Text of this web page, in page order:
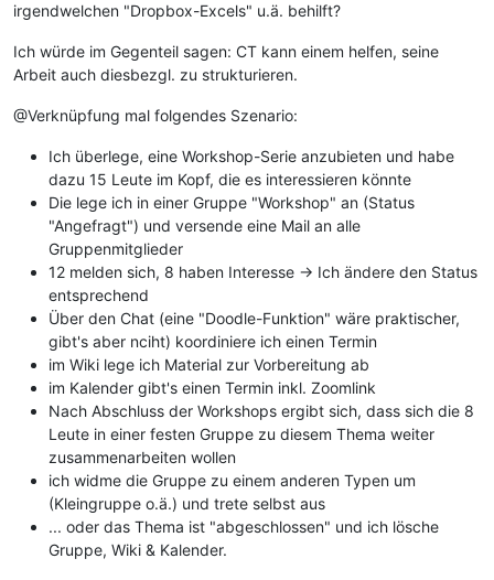
irgendwelchen "Dropbox-Excels" u.ä. behilft?
Ich würde im Gegenteil sagen: CT kann einem helfen, seine
Arbeit auch diesbezgl. zu strukturieren.
@Verknüpfung mal folgendes Szenario:
Ich überlege, eine Workshop-Serie anzubieten und habe
dazu 15 Leute im Kopf, die es interessieren könnte
Die lege ich in einer Gruppe "Workshop" an (Status
"Angefragt") und versende eine Mail an alle
Gruppenmitglieder
12 melden sich, 8 haben Interesse -> Ich ändere den Status
entsprechend
Über den Chat (eine "Doodle-Funktion" wäre praktischer,
gibt's aber nciht) koordiniere ich einen Termin
im Wiki lege ich Material zur Vorbereitung ab
im Kalender gibt's einen Termin inkl. Zoomlink
Nach Abschluss der Workshops ergibt sich, dass sich die 8
Leute in einer festen Gruppe zu diesem Thema weiter
zusammenarbeiten wollen
ich widme die Gruppe zu einem anderen Typen um
(Kleingruppe o.ä.) und trete selbst aus
... oder das Thema ist "abgeschlossen" und ich lösche
Gruppe, Wiki & Kalender.